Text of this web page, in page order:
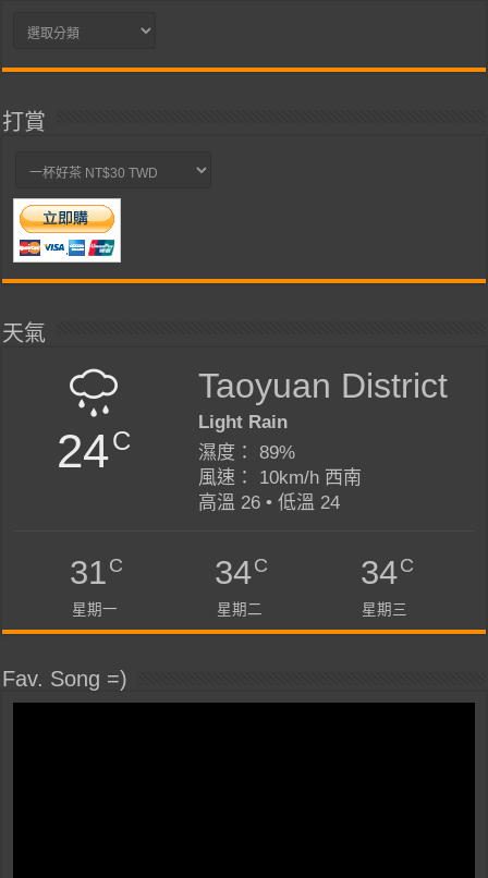
分
打賞
天氣
24C
Taoyuan District
Light Rain
濕度： 89%
風速： 10km/h 西南
高溫 26 • 低溫 24
31C
星期一
34C
星期二
34C
星期三
Fav. Song =)